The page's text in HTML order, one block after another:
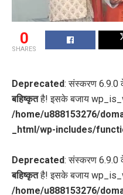
0
SHARES
Deprecated: संस्करण 6.9.0
बहिष्कृतहै! इसके बजाय
/home/u888153276/
_html/wp-includes/
Deprecated: संस्करण 6.9.0
बहिष्कृतहै! इसके बजाय
/home/u888153276/